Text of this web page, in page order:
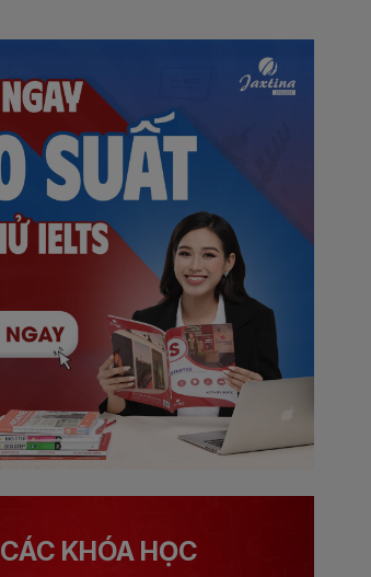
CÁC KHÓA HỌC